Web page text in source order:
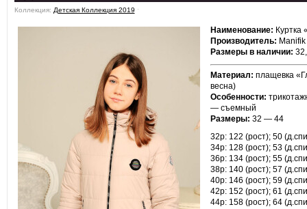
Коллекция: Детская Коллекция 2019 ˑ
Наименование: Куртка
Производитель: Manifik
Размеры в наличии:
Материал: плащевка
весна)
Особенности:
— съемный
Размеры: 32 — 44
32р: 122 (рост); 50
34р: 128 (рост); 53
36р: 134 (рост); 55
38р: 140 (рост); 57
40р: 146 (рост); 59
42р: 152 (рост); 61
44р: 158 (рост); 64